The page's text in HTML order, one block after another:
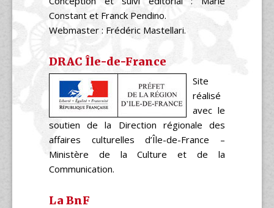
Constant et Franck Pendino.
Webmaster : Frédéric Mastellari.
DRAC Île-de-France
Site
réalisé
avec le
soutien de la Direction régionale des
affaires culturelles d’Île-de-France –
Ministère de la Culture et de la
Communication.
La BnF